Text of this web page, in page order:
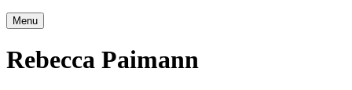
Menu
Rebecca Paimann